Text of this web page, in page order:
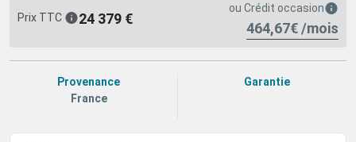
Prix TTC 24 379 €
ou Crédit occasion
464,67€ /mois
Provenance
France
Garantie